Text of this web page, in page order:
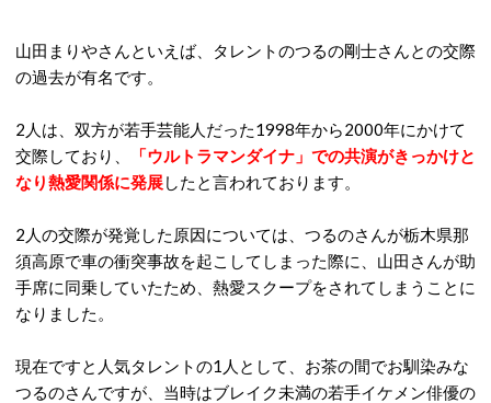
山田まりやさんといえば、タレントのつるの剛士さんとの交際
の過去が有名です。
2人は、双方が若手芸能人だった1998年から2000年にかけて
交際しており、
「ウルトラマンダイナ」での共演がきっかけと
なり熱愛関係に発展したと言われております。
2人の交際が発覚した原因については、つるのさんが栃木県那
須高原で車の衝突事故を起こしてしまった際に、山田さんが助
手席に同乗していたため、熱愛スクープをされてしまうことに
なりました。
現在ですと人気タレントの1人として、お茶の間でお馴染みな
つるのさんですが、当時はブレイク未満の若手イケメン俳優の